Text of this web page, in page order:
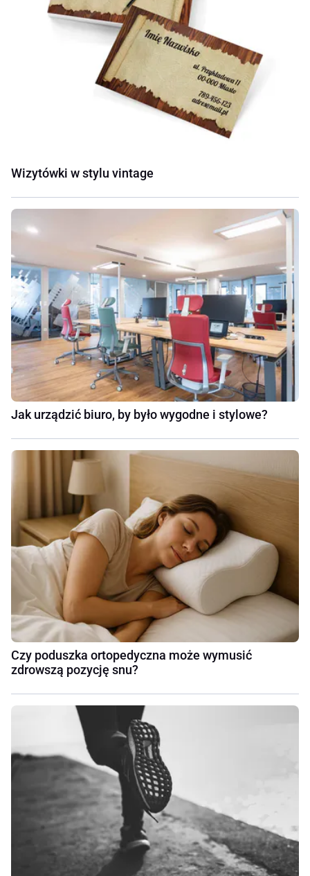
Wizytówki w stylu vintage
Jak urządzić biuro, by było wygodne i stylowe?
Czy poduszka ortopedyczna może wymusić
zdrowszą pozycję snu?